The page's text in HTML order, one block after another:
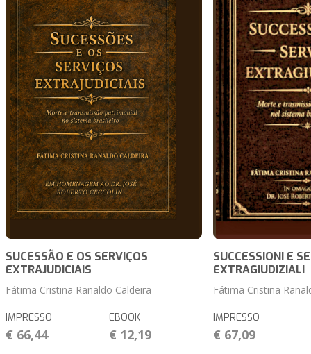
SUCESSÃO E OS SERVIÇOS
EXTRAJUDICIAIS
Fátima Cristina Ranaldo Caldeira
IMPRESSO
€ 66,44
EBOOK
€ 12,19
SUCCESSIONI E
EXTRAGIUDIZIALI
Fátima Cristina
IMPRESSO
€ 67,09